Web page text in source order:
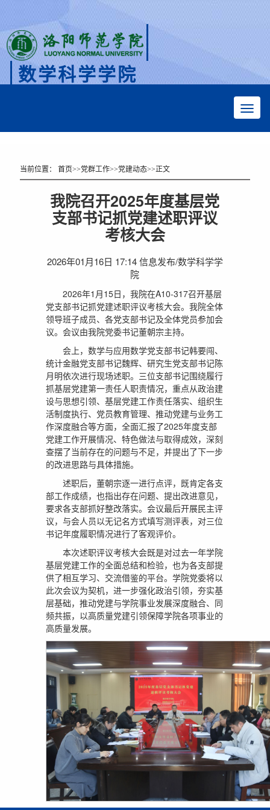
数学科学学院
当前位置：首页>>党群工作>>党建动态>>正文
我院召开2025年度基层党
支部书记抓党建述职评议
考核大会
2026年01月16日 17:14 信息发布/数学科学学
院
2026年1月15日，我院在A10-317召开基层
党支部书记抓党建述职评议考核大会。我院全体
领导班子成员、各党支部书记及全体党员参加会
议。会议由我院党委书记董朝宗主持。
会上，数学与应用数学党支部书记韩要闯、
统计金融党支部书记魏辉、研究生党支部书记陈
月明依次进行现场述职。三位支部书记围绕履行
抓基层党建第一责任人职责情况，重点从政治建
设与思想引领、基层党建工作责任落实、组织生
活制度执行、党员教育管理、推动党建与业务工
作深度融合等方面，全面汇报了2025年度支部
党建工作开展情况、特色做法与取得成效，深刻
查摆了当前存在的问题与不足，并提出了下一步
的改进思路与具体措施。
述职后，董朝宗逐一进行点评，既肯定各支
部工作成绩，也指出存在问题、提出改进意见，
要求各支部抓好整改落实。会议最后开展民主评
议，与会人员以无记名方式填写测评表，对三位
书记年度履职情况进行了客观评价。
本次述职评议考核大会既是对过去一年学院
基层党建工作的全面总结和检验，也为各支部提
供了相互学习、交流借鉴的平台。学院党委将以
此次会议为契机，进一步强化政治引领，夯实基
层基础，推动党建与学院事业发展深度融合、同
频共振，以高质量党建引领保障学院各项事业的
高质量发展。